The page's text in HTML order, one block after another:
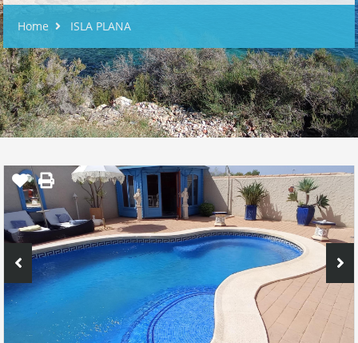
Home ISLA PLANA